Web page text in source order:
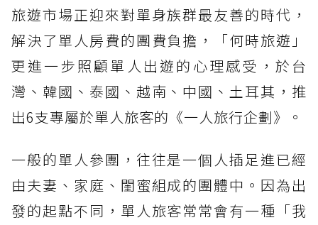
旅遊市場正迎來對單身族群最友善的時代，
解決了單人房費的團費負擔，「何時旅遊」
更進一步照顧單人出遊的心理感受，於台
灣、韓國、泰國、越南、中國、土耳其，推
出6支專屬於單人旅客的《一人旅行企劃》。
一般的單人參團，往往是一個人插足進已經
由夫妻、家庭、閨蜜組成的團體中。因為出
發的起點不同，單人旅客常常會有一種「我